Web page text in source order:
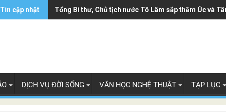
Tin cập nhật Ông Trump ký sắc lệnh hạn chế luật 'sinh ở Mỹ là công
Tổng Bí thư, Chủ tịch nước Tô Lâm sắp thăm Úc và Tân
DỊCH VỤ ĐỜI SỐNG VĂN HỌC NGHỆ THUẬT TẠP LỤC